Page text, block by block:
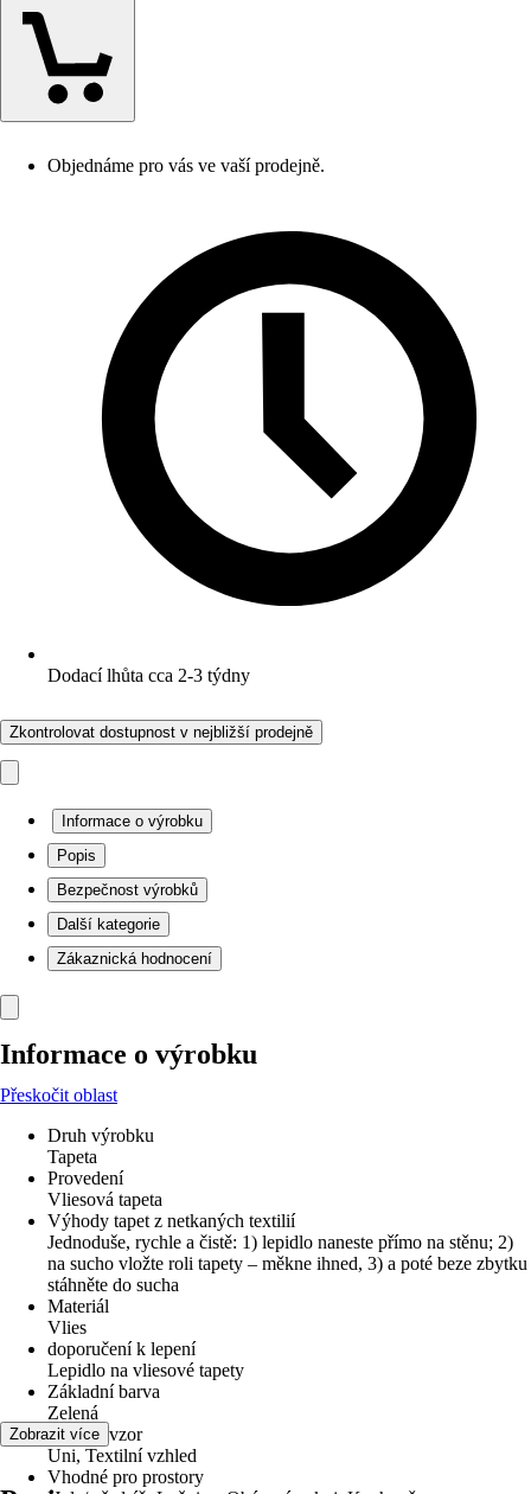
Objednáme pro vás ve vaší prodejně.
Dodací lhůta cca 2-3 týdny
Zkontrolovat dostupnost v nejbližší prodejně
Informace o výrobku
Popis
Bezpečnost výrobků
Další kategorie
Zákaznická hodnocení
Informace o výrobku
Přeskočit oblast
Druh výrobku
Tapeta
Provedení
Vliesová tapeta
Výhody tapet z netkaných textilií
Jednoduše, rychle a čistě: 1) lepidlo naneste přímo na stěnu; 2)
na sucho vložte roli tapety – měkne ihned, 3) a poté beze zbytku
stáhněte do sucha
Materiál
Vlies
doporučení k lepení
Lepidlo na vliesové tapety
Základní barva
Zelená
Dekor / vzor
Uni, Textilní vzhled
Vhodné pro prostory
Zobrazit více